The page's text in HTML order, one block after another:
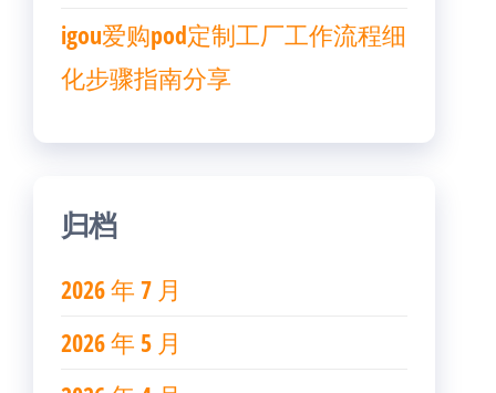
igou爱购pod定制工厂工作流程细
化步骤指南分享
归档
2026 年 7 月
2026 年 5 月